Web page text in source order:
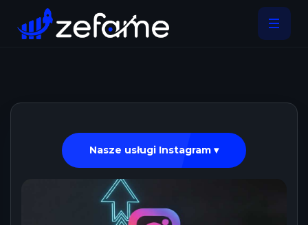
Nasze usługi Instagram ▾